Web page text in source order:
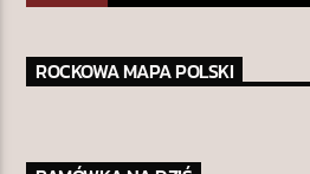
ROCKOWA MAPA POLSKI